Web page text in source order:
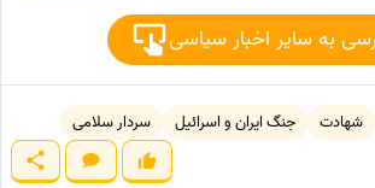
به سایر اخبار سیاسی
شهادت جنگ ایران و اسرائیل سردار سلامی